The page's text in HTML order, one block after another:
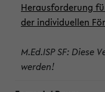
Herausforderung
der individuellen
M.Ed.ISP SF:
werden!